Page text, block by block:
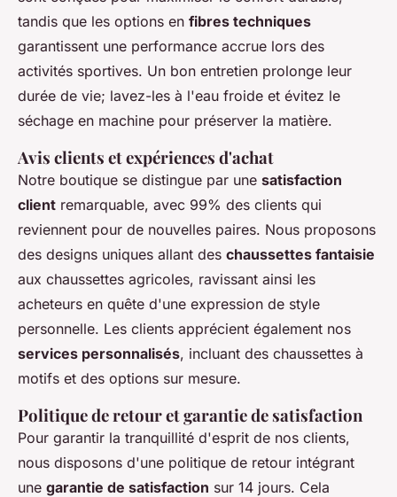
tandis que les options en fibres techniques
garantissent une performance accrue lors des
activités sportives. Un bon entretien prolonge leur
durée de vie; lavez-les à l'eau froide et évitez le
séchage en machine pour préserver la matière.
Avis clients et expériences d'achat
Notre boutique se distingue par une satisfaction
client remarquable, avec 99% des clients qui
reviennent pour de nouvelles paires. Nous proposons
des designs uniques allant des chaussettes fantaisie
aux chaussettes agricoles, ravissant ainsi les
acheteurs en quête d'une expression de style
personnelle. Les clients apprécient également nos
services personnalisés, incluant des chaussettes à
motifs et des options sur mesure.
Politique de retour et garantie de satisfaction
Pour garantir la tranquillité d'esprit de nos clients,
nous disposons d'une politique de retour intégrant
une garantie de satisfaction sur 14 jours. Cela